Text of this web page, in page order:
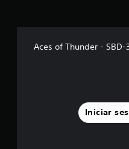
Aces of Thunder - SBD-
Iniciar